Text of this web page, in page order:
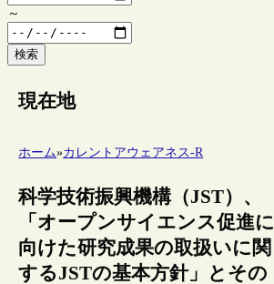
～
検索
現在地
ホーム»カレントアウェアネス-R
科学技術振興機構（JST）、
「オープンサイエンス促進に
向けた研究成果の取扱いに関
するJSTの基本方針」とその